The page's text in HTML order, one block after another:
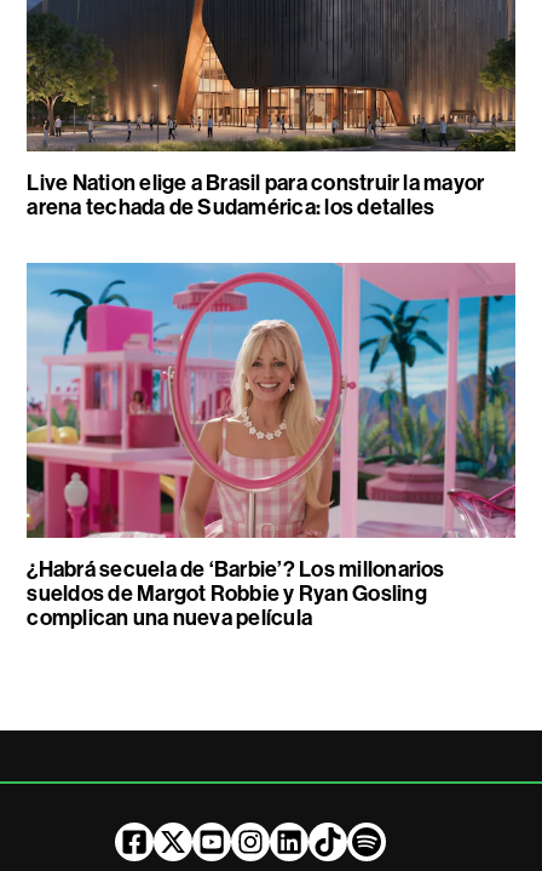
Live Nation elige a Brasil para construir la mayor
arena techada de Sudamérica: los detalles
¿Habrá secuela de ‘Barbie’? Los millonarios
sueldos de Margot Robbie y Ryan Gosling
complican una nueva película